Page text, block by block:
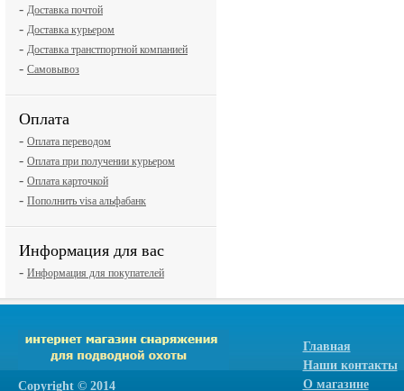
- Доставка почтой
- Доставка курьером
- Доставка транстпортной компанией
- Самовывоз
Оплата
- Оплата переводом
- Оплата при получении курьером
- Оплата карточкой
- Пополнить visa альфабанк
Информация для вас
- Информация для покупателей
Сopyright © 2014
Главная
Наши контакты
О магазине